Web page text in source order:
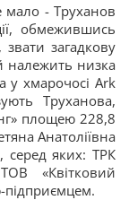
- Труханов
обмежившись
загадкову
належить низка
у хмарочосі Ark
Труханова,
площею 228,8
Анатоліївна
серед яких: ТРК
«Квітковий